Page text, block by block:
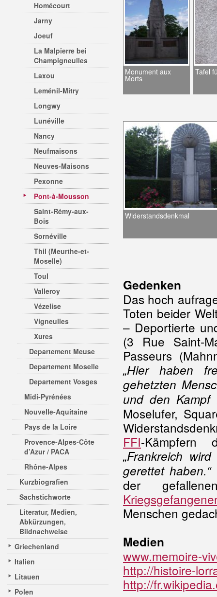
Homécourt
Jarny
Joeuf
La Malpierre bei
Champigneulles
Laxou
Leménil-Mitry
Longwy
Lunéville
Nancy
Neufmaisons
Neuves-Maisons
Pexonne
Pont-à-Mousson
Saint-Rémy-aux-
Bois
Sornéville
Thil (Meurthe-et-
Moselle)
Toul
Valleroy
Vézelise
Vigneulles
Xures
Departement Meuse
Departement Moselle
Departement Vosges
Midi-Pyrénées
Nouvelle-Aquitaine
Pays de la Loire
Provence-Alpes-Côte
d’Azur / PACA
Rhône-Alpes
Kurzbiografien
Sachstichworte
Literatur, Medien,
Abkürzungen,
Bildnachweise
Griechenland
Italien
Litauen
Polen
Monument aux
Morts
Tafel
Widerstandsdenkmal
Gedenken
Das hoch
Toten beider
– Deportierte
(3 Rue Saint-
Passeurs
„Hier haben
gehetzten
und den Kampf
Moselufer,
FFI-Kämpfern
„Frankreich
gerettet haben.“
der
Menschen
Medien
www.memoire-
http://histoire-
http://